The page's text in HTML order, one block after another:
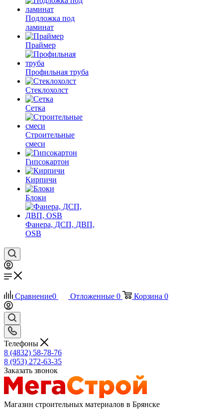
Подложка под
ламинат
Праймер
Профильная труба
Стеклохолст
Сетка
Строительные
смеси
Гипсокартон
Кирпичи
Блоки
Фанера, ДСП, ДВП,
OSB
Сравнение0 Отложенные 0 Корзина 0
Телефоны
8 (4832) 58-78-76
8 (953) 272-63-35
Заказать звонок
Магазин строительных материалов в Брянске